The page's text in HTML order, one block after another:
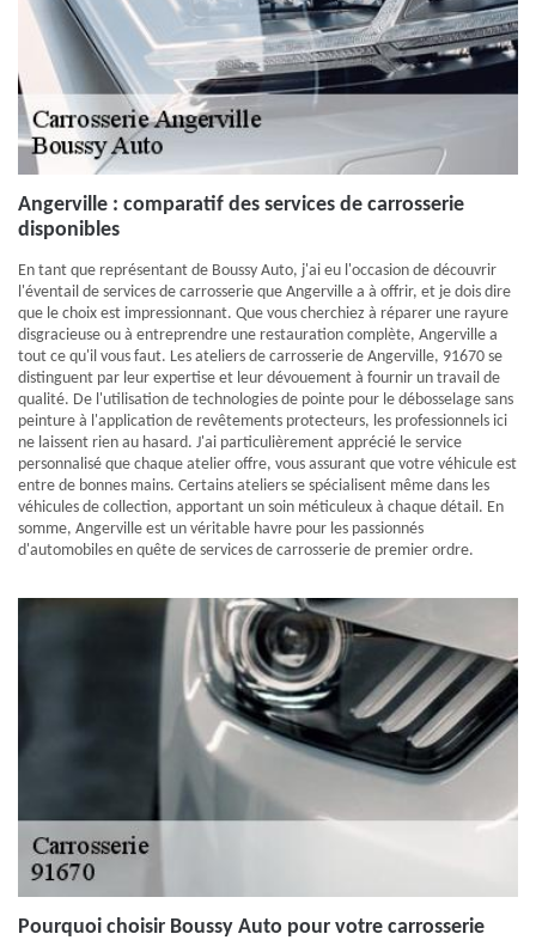
Angerville : comparatif des services de carrosserie
disponibles
En tant que représentant de Boussy Auto, j'ai eu l'occasion de découvrir
l'éventail de services de carrosserie que Angerville a à offrir, et je dois dire
que le choix est impressionnant. Que vous cherchiez à réparer une rayure
disgracieuse ou à entreprendre une restauration complète, Angerville a
tout ce qu'il vous faut. Les ateliers de carrosserie de Angerville, 91670 se
distinguent par leur expertise et leur dévouement à fournir un travail de
qualité. De l'utilisation de technologies de pointe pour le débosselage sans
peinture à l'application de revêtements protecteurs, les professionnels ici
ne laissent rien au hasard. J'ai particulièrement apprécié le service
personnalisé que chaque atelier offre, vous assurant que votre véhicule est
entre de bonnes mains. Certains ateliers se spécialisent même dans les
véhicules de collection, apportant un soin méticuleux à chaque détail. En
somme, Angerville est un véritable havre pour les passionnés
d'automobiles en quête de services de carrosserie de premier ordre.
Pourquoi choisir Boussy Auto pour votre carrosserie